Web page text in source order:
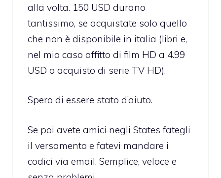
alla volta. 150 USD durano
tantissimo, se acquistate solo quello
che non è disponibile in italia (libri e,
nel mio caso affitto di film HD a 4.99
USD o acquisto di serie TV HD).
Spero di essere stato d’aiuto.
Se poi avete amici negli States fategli
il versamento e fatevi mandare i
codici via email. Semplice, veloce e